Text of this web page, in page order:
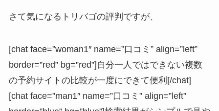
さて気になるトリバゴの評判ですが、
[chat face=”woman1″ name=”口コミ” align=”left”
border=”red” bg=”red”]自分一人ではできない複数
の予約サイトの比較が一度にできて便利[/chat]
[chat face=”man1″ name=”口コミ” align=”left”